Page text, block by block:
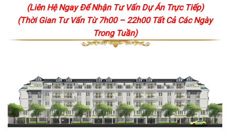
(Liên Hệ Ngay Để Nhận Tư Vấn Dự Án Trực Tiếp)
(Thời Gian Tư Vấn Từ 7h00 – 22h00 Tất Cả Các Ngày
Trong Tuần)